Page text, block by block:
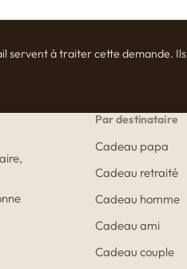
servent à traiter cette demande.
Par destinataire
Cadeau papa
Cadeau retraité
Cadeau homme
Cadeau ami
Cadeau couple